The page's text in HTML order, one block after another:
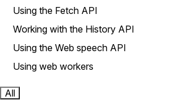
Using the Fetch API
Working with the History API
Using the Web speech API
Using web workers
All